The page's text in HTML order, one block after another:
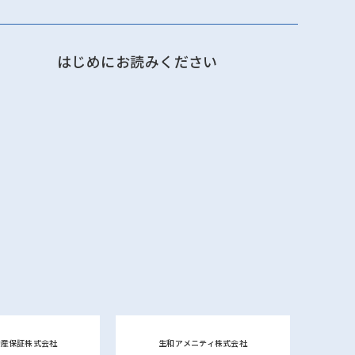
はじめにお読みください
保証株式会社 生和アメニティ株式会社